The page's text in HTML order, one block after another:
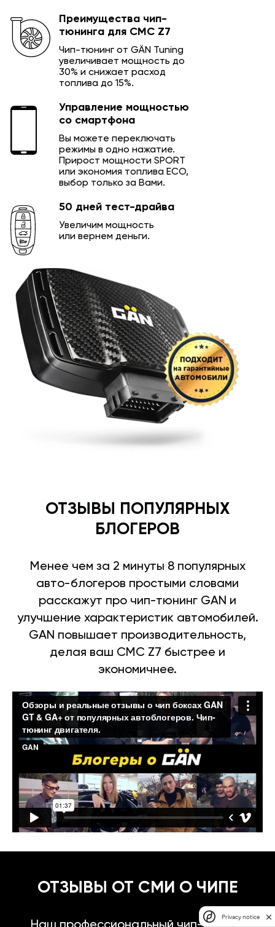
Преимущества чип-
тюнинга для CMC Z7
Чип-тюнинг от GÄN Tuning
увеличивает мощность до
30% и снижает расход
топлива до 15%.
Управление мощностью
со смартфона
Вы можете переключать
режимы в одно нажатие.
Прирост мощности SPORT
или экономия топлива ECO,
выбор только за Вами.
50 дней тест-драйва
Увеличим мощность
или вернем деньги.
ОТЗЫВЫ ПОПУЛЯРНЫХ
БЛОГЕРОВ
Менее чем за 2 минуты 8 популярных
авто-блогеров простыми словами
расскажут про чип-тюнинг GAN и
улучшение характеристик автомобилей.
GAN повышает производительность,
делая ваш CMC Z7 быстрее и
экономичнее.
ОТЗЫВЫ ОТ СМИ О ЧИПЕ
Privacy notice